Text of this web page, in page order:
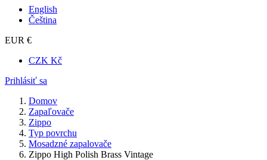
English
Čeština
EUR €
CZK Kč
Prihlásiť sa
Domov
Zapaľovače
Zippo
Typ povrchu
Mosadzné zapalovače
Zippo High Polish Brass Vintage